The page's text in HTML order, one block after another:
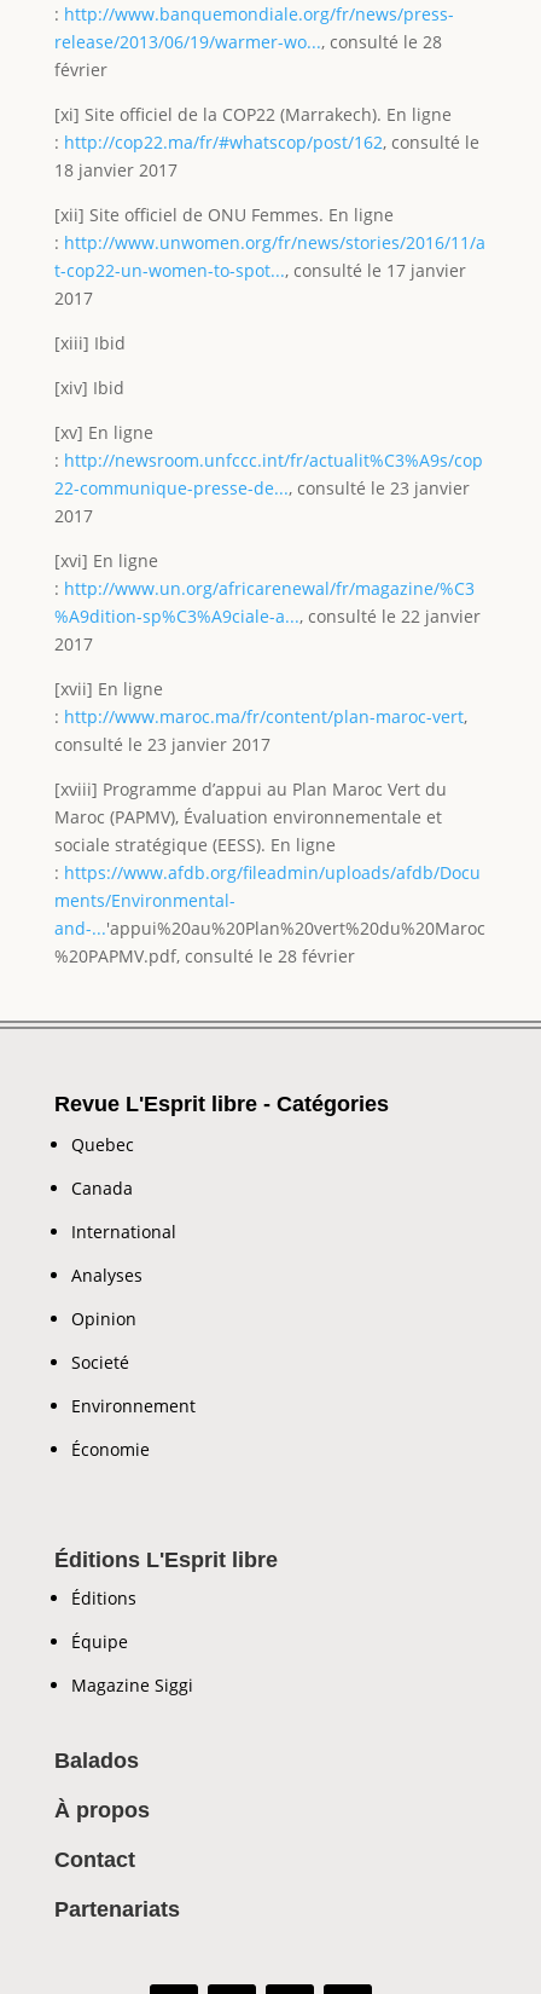
: http://www.banquemondiale.org/fr/news/press-
release/2013/06/19/warmer-wo..., consulté le 28
février
[xi] Site officiel de la COP22 (Marrakech). En ligne
: http://cop22.ma/fr/#whatscop/post/162, consulté le
18 janvier 2017
[xii] Site officiel de ONU Femmes. En ligne
: http://www.unwomen.org/fr/news/stories/2016/11/a
t-cop22-un-women-to-spot..., consulté le 17 janvier
2017
[xiii] Ibid
[xiv] Ibid
[xv] En ligne
: http://newsroom.unfccc.int/fr/actualit%C3%A9s/cop
22-communique-presse-de..., consulté le 23 janvier
2017
[xvi] En ligne
: http://www.un.org/africarenewal/fr/magazine/%C3
%A9dition-sp%C3%A9ciale-a..., consulté le 22 janvier
2017
[xvii] En ligne
: http://www.maroc.ma/fr/content/plan-maroc-vert,
consulté le 23 janvier 2017
[xviii] Programme d’appui au Plan Maroc Vert du
Maroc (PAPMV), Évaluation environnementale et
sociale stratégique (EESS). En ligne
: https://www.afdb.org/fileadmin/uploads/afdb/Docu
ments/Environmental-
and-...'appui%20au%20Plan%20vert%20du%20Maroc
%20PAPMV.pdf, consulté le 28 février
Revue L'Esprit libre - Catégories
Quebec
Canada
International
Analyses
Opinion
Societé
Environnement
Économie
Éditions L'Esprit libre
Éditions
Équipe
Magazine Siggi
Balados
À propos
Contact
Partenariats